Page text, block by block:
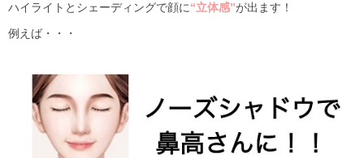
ハイライトとシェーディングで顔に“立体感”が出ます！
例えば・・・